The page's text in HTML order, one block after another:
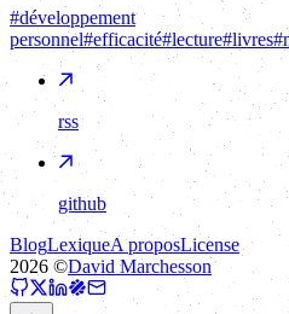
#développement
personnel#efficacité#lecture#livres#
rss
github
BlogLexiqueA proposLicense
2026 ©David Marchesson